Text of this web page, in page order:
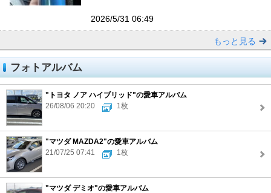
2026/5/31 06:49
もっと見る
フォトアルバム
"トヨタ ノア ハイブリッド"の愛車アルバム
26/08/06 20:20
1枚
"マツダ MAZDA2"の愛車アルバム
21/07/25 07:41
1枚
"マツダ デミオ"の愛車アルバム